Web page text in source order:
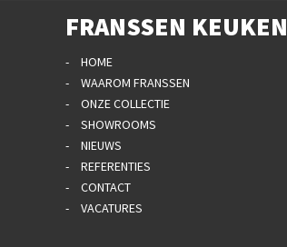
FRANSSEN
HOME
WAAROM FRANSSEN
ONZE COLLECTIE
SHOWROOMS
NIEUWS
REFERENTIES
CONTACT
VACATURES